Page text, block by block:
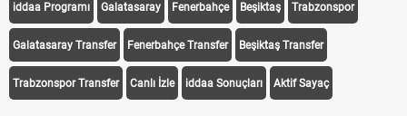
iddaa Programı Galatasaray Fenerbahçe Beşiktaş Trabzonspor
Galatasaray Transfer Fenerbahçe Transfer Beşiktaş Transfer
Trabzonspor Transfer Canlı İzle iddaa Sonuçları Aktif Sayaç